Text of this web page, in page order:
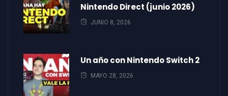
Nintendo Direct (junio 2026)
JUNIO 8, 2026
Un año con Nintendo Switch 2
MAYO 28, 2026